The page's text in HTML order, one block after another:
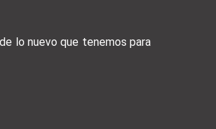
lo nuevo que tenemos para